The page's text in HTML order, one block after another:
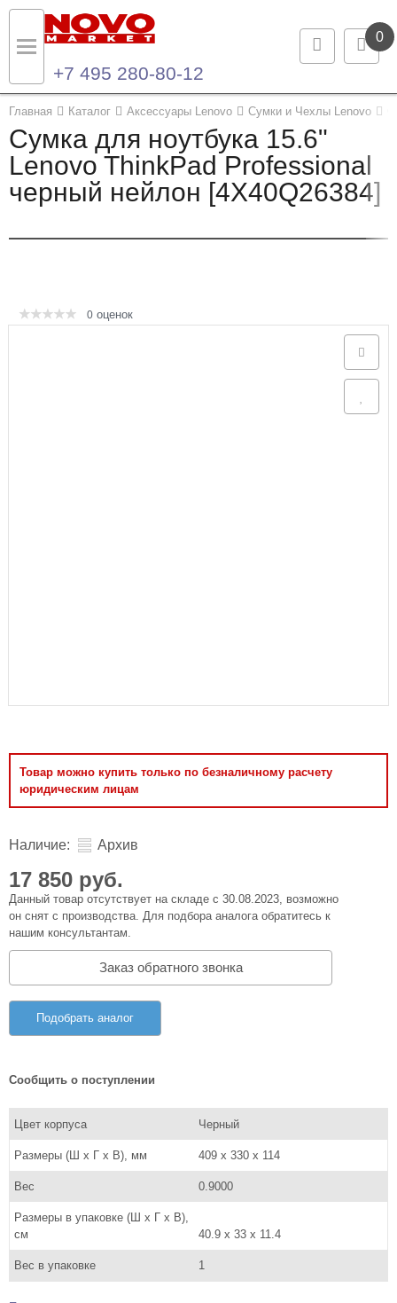
0
+7 495 280-80-12
Главная Каталог Аксессуары Lenovo Сумки и Чехлы Lenovo
Сумка для ноутбука 15.6"
Lenovo ThinkPad Professional
черный нейлон [4X40Q26384]
Товар можно купить только по безналичному расчету
юридическим лицам
0 оценок
Наличие: Архив
17 850 руб.
Данный товар отсутствует на складе с 30.08.2023, возможно
он снят с производства. Для подбора аналога обратитесь к
нашим консультантам.
Заказ обратного звонка
Подобрать аналог
Сообщить о поступлении
Цвет корпуса Черный
Размеры (Ш x Г x В), мм 409 x 330 x 114
Вес 0.9000
Размеры в упаковке (Ш x Г x В),
см
40.9 x 33 x 11.4
Вес в упаковке 1
Назад
Каталог продукции
Ноутбуки и ультрабуки
Серверы и СХД
Назад
Контакты
Контактная информация